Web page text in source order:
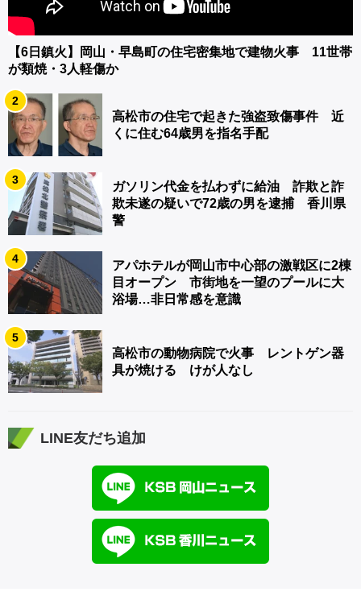
【6日鎮火】岡山・早島町の住宅密集地で建物火事 11世帯
が類焼・3人軽傷か
2
高松市の住宅で起きた強盗致傷事件 近
くに住む64歳男を指名手配
3
ガソリン代金を払わずに給油 詐欺と詐
欺未遂の疑いで72歳の男を逮捕 香川県
警
4
アパホテルが岡山市中心部の激戦区に2棟
目オープン 市街地を一望のプールに大
浴場…非日常感を意識
5
高松市の動物病院で火事 レントゲン器
具が焼ける けが人なし
LINE友だち追加